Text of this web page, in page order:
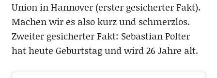
Union in Hannover (erster gesicherter Fakt).
Machen wir es also kurz und schmerzlos.
Zweiter gesicherter Fakt: Sebastian Polter
hat heute Geburtstag und wird 26 Jahre alt.